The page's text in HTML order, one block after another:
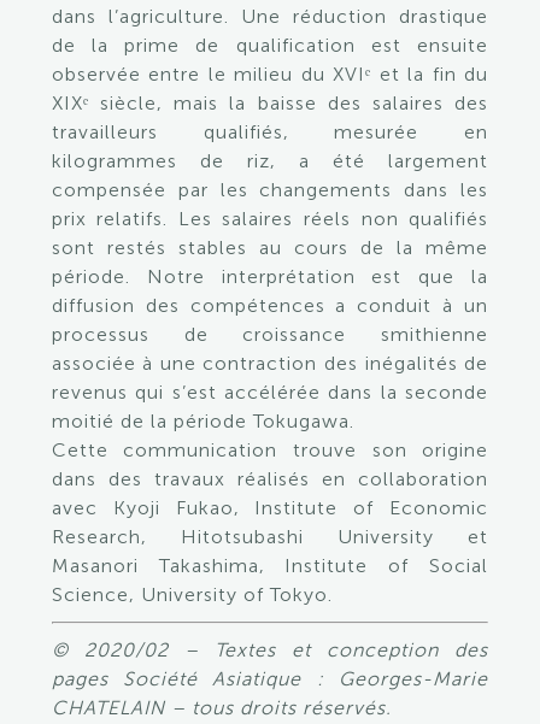
dans l’agriculture. Une réduction drastique
de la prime de qualification est ensuite
observée entre le milieu du XVIᵉ et la fin du
XIXᵉ siècle, mais la baisse des salaires des
travailleurs qualifiés, mesurée en
kilogrammes de riz, a été largement
compensée par les changements dans les
prix relatifs. Les salaires réels non qualifiés
sont restés stables au cours de la même
période. Notre interprétation est que la
diffusion des compétences a conduit à un
processus de croissance smithienne
associée à une contraction des inégalités de
revenus qui s’est accélérée dans la seconde
moitié de la période Tokugawa.
Cette communication trouve son origine
dans des travaux réalisés en collaboration
avec Kyoji Fukao, Institute of Economic
Research, Hitotsubashi University et
Masanori Takashima, Institute of Social
Science, University of Tokyo.
© 2020/02 – Textes et conception des
pages Société Asiatique : Georges-Marie
CHATELAIN – tous droits réservés.